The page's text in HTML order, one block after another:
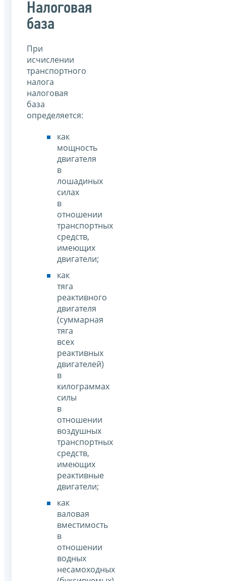
Налоговая
база
При
исчислении
транспортного
налога
налоговая
база
определяется:
как
мощность
двигателя
в
лошадиных
силах
в
отношении
транспортных
средств,
имеющих
двигатели;
как
тяга
реактивного
двигателя
(суммарная
тяга
всех
реактивных
двигателей)
в
килограммах
силы
в
отношении
воздушных
транспортных
средств,
имеющих
реактивные
двигатели;
как
валовая
вместимость
в
отношении
водных
несамоходных